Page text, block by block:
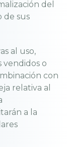
del
de sus
al uso,
o
con
relativa al
a la